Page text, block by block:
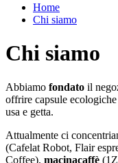
Home
Chi siamo
Chi siamo
Abbiamo fondato il
offrire capsule
usa e getta.
Attualmente ci
(Cafelat Robot, Flair
Coffee), macinacaffè